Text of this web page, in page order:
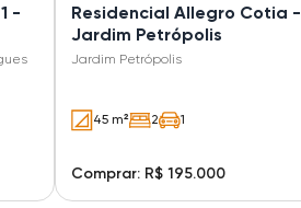
-
Residencial Allegro Cotia -
Jardim Petrópolis
Jardim Petrópolis
45 m² 2 1
Comprar: R$ 195.000